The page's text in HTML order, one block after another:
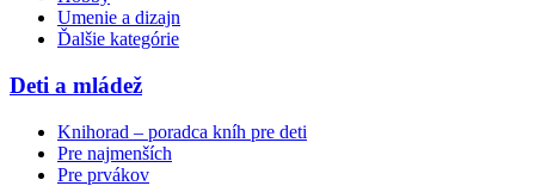
Umenie a dizajn
Ďalšie kategórie
Deti a mládež
Knihorad – poradca kníh pre deti
Pre najmenších
Pre prvákov